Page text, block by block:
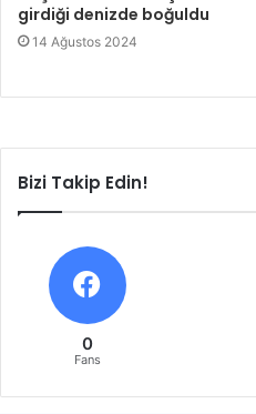
girdiği denizde boğuldu
14 Ağustos 2024
Bizi Takip Edin!
0
Fans